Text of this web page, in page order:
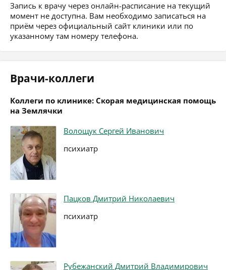
Запись к врачу через онлайн-расписание на текущий
момент не доступна. Вам необходимо записаться на
приём через официальный сайт клиники или по
указанному там номеру телефона.
Врачи-коллеги
Коллеги по клинике: Скорая медицинская помощь
на Землячки
Волощук Сергей Иванович
психиатр
Пацков Дмитрий Николаевич
психиатр
Рубежанский Дмитрий Владимирович